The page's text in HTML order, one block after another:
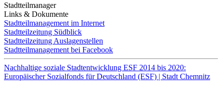
Stadtteilmanager
Links & Dokumente
Stadtteilmanagement im Internet
Stadtteilzeitung Südblick
Stadtteilzeitung Auslagenstellen
Stadtteilmanagement bei Facebook
Nachhaltige soziale Stadtentwicklung ESF 2014 bis 2020:
Europäischer Sozialfonds für Deutschland (ESF) | Stadt Chemnitz